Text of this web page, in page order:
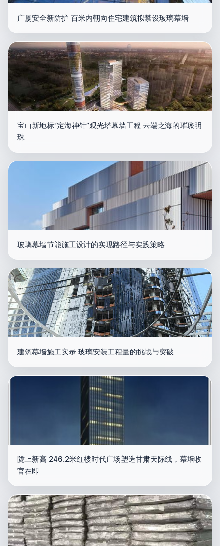
广厦安全新防护 百米内朝向住宅建筑拟禁设玻璃幕墙
宝山新地标“定海神针”观光塔幕墙工程 云端之海的璀璨明
珠
玻璃幕墙节能施工设计的实现路径与实践策略
建筑幕墙施工实录 玻璃安装工程量的挑战与突破
陇上新高 246.2米红楼时代广场塑造甘肃天际线，幕墙收
官在即